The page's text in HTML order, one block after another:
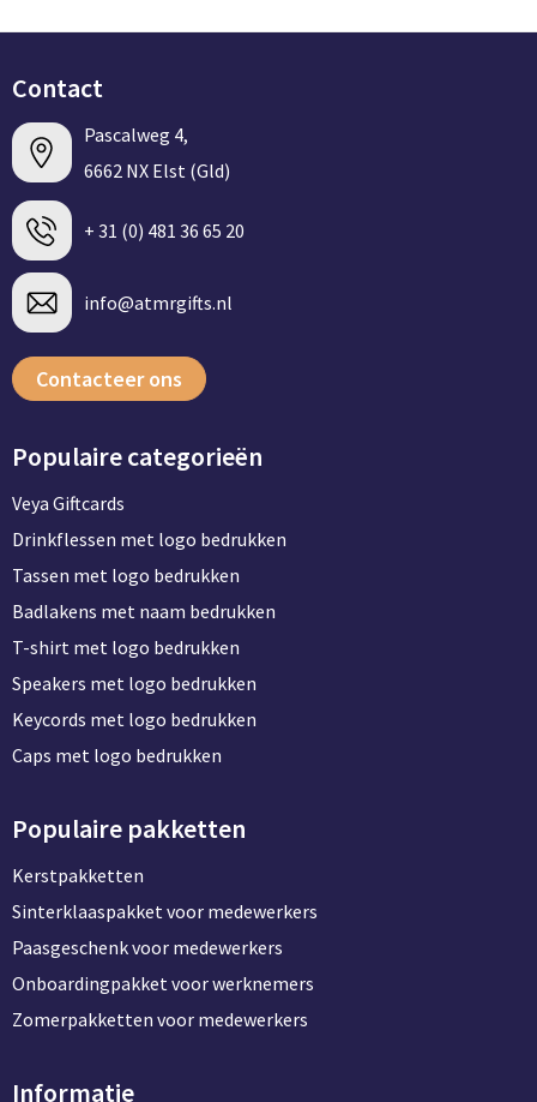
Contact
Pascalweg 4,
6662 NX Elst (Gld)
+ 31 (0) 481 36 65 20
info@atmrgifts.nl
Contacteer ons
Populaire categorieën
Veya Giftcards
Drinkflessen met logo bedrukken
Tassen met logo bedrukken
Badlakens met naam bedrukken
T-shirt met logo bedrukken
Speakers met logo bedrukken
Keycords met logo bedrukken
Caps met logo bedrukken
Populaire pakketten
Kerstpakketten
Sinterklaaspakket voor medewerkers
Paasgeschenk voor medewerkers
Onboardingpakket voor werknemers
Zomerpakketten voor medewerkers
Informatie